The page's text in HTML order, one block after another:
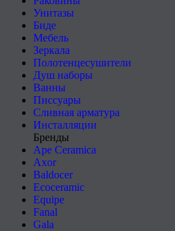
Унитазы
Биде
Мебель
Зеркала
Полотенцесушители
Душ наборы
Ванны
Писсуары
Сливная арматура
Инсталляции
Бренды
Ape Ceramica
Axor
Baldocer
Ecoceramic
Equipe
Fanal
Gala